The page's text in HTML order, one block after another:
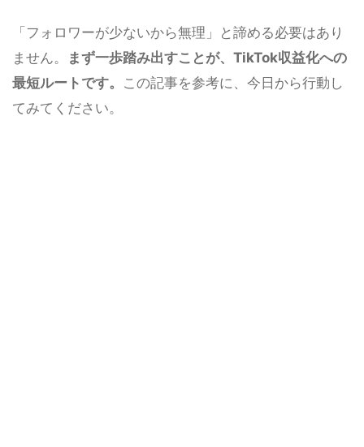
「フォロワーが少ないから無理」と諦める必要はあり
ません。
まず一歩踏み出すことが、TikTok収益化への
最短ルートです。 この記事を参考に、今日から行動し
てみてください。